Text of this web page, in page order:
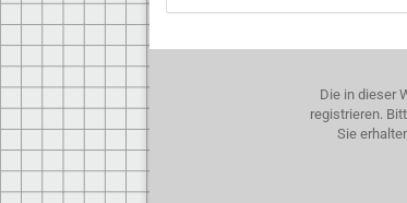
Die in dieser
registrieren.
Sie